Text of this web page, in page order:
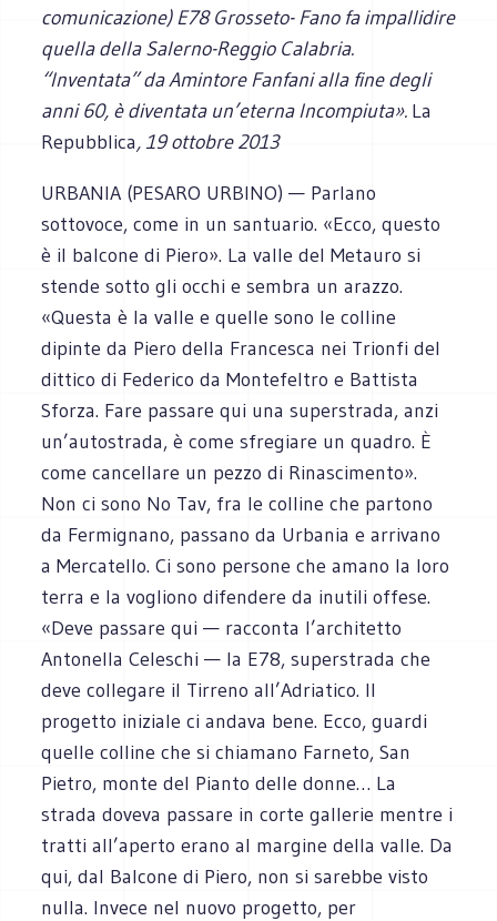
comunicazione) E78 Grosseto- Fano fa impallidire
quella della Salerno-Reggio Calabria.
“Inventata” da Amintore Fanfani alla fine degli
anni 60, è diventata un’eterna Incompiuta». La
Repubblica, 19 ottobre 2013
URBANIA (PESARO URBINO) — Parlano
sottovoce, come in un santuario. «Ecco, questo
è il balcone di Piero». La valle del Metauro si
stende sotto gli occhi e sembra un arazzo.
«Questa è la valle e quelle sono le colline
dipinte da Piero della Francesca nei Trionfi del
dittico di Federico da Montefeltro e Battista
Sforza. Fare passare qui una superstrada, anzi
un’autostrada, è come sfregiare un quadro. È
come cancellare un pezzo di Rinascimento».
Non ci sono No Tav, fra le colline che partono
da Fermignano, passano da Urbania e arrivano
a Mercatello. Ci sono persone che amano la loro
terra e la vogliono difendere da inutili offese.
«Deve passare qui — racconta l’architetto
Antonella Celeschi — la E78, superstrada che
deve collegare il Tirreno all’Adriatico. Il
progetto iniziale ci andava bene. Ecco, guardi
quelle colline che si chiamano Farneto, San
Pietro, monte del Pianto delle donne… La
strada doveva passare in corte gallerie mentre i
tratti all’aperto erano al margine della valle. Da
qui, dal Balcone di Piero, non si sarebbe visto
nulla. Invece nel nuovo progetto, per